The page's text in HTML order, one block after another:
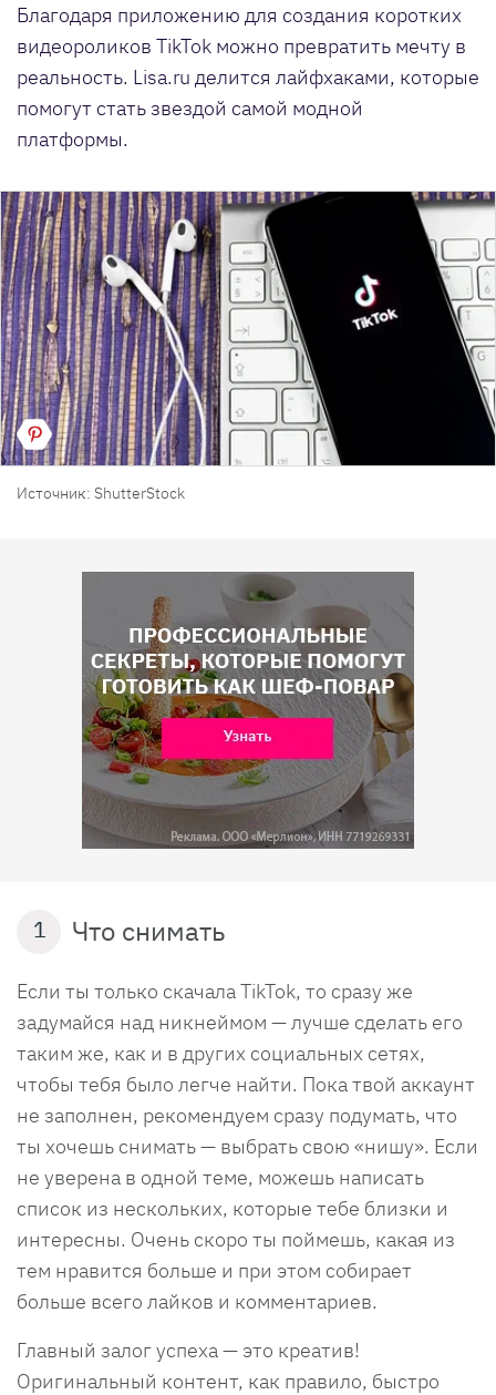
Благодаря приложению для создания коротких
видеороликов TikTok можно превратить мечту в
реальность. Lisa.ru делится лайфхаками, которые
помогут стать звездой самой модной
платформы.
Источник: ShutterStock
1 Что снимать
Если ты только скачала TikTok, то сразу же
задумайся над никнеймом — лучше сделать его
таким же, как и в других социальных сетях,
чтобы тебя было легче найти. Пока твой аккаунт
не заполнен, рекомендуем сразу подумать, что
ты хочешь снимать — выбрать свою «нишу». Если
не уверена в одной теме, можешь написать
список из нескольких, которые тебе близки и
интересны. Очень скоро ты поймешь, какая из
тем нравится больше и при этом собирает
больше всего лайков и комментариев.
Главный залог успеха — это креатив!
Оригинальный контент, как правило, быстро